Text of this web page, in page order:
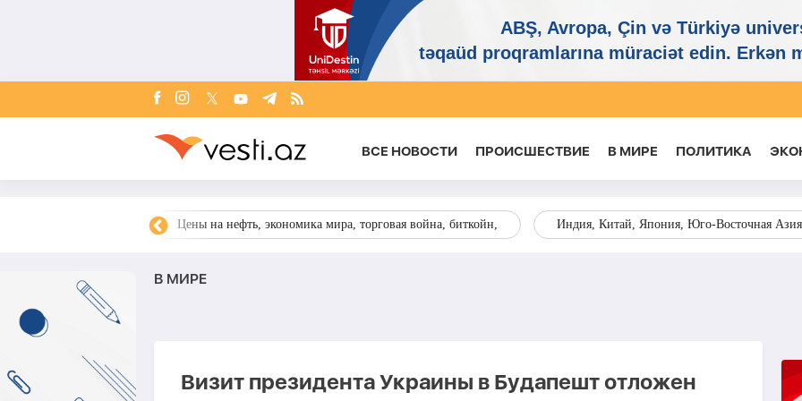
ВСЕ НОВОСТИ ПРОИСШЕСТВИЕ В МИРЕ ПОЛИТИКА
Цены на нефть, экономика мира, торговая война, биткойн, Индия, Китай, Япония, Юго-Восточная
В МИРЕ
Визит президента Украины в Будапешт отложен